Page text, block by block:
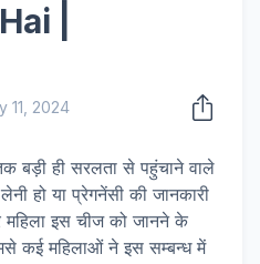
|
11, 2024
बड़ी ही सरलता से पहुंचाने वाले
हो या प्रेगनेंसी की जानकारी
महिला इस चीज को जानने के
कई महिलाओं ने इस सम्बन्ध में